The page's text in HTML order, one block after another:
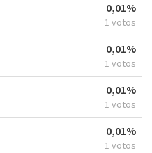
0,01%
1 votos
0,01%
1 votos
0,01%
1 votos
0,01%
1 votos